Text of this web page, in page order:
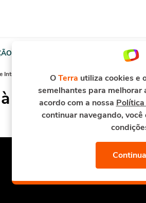
E-MAIL
Introdução à Psicologia Clínica na Prática
Psicologia
OTerra utiliza cookies e
semelhantes para melhorar
acordo com a nossa
continuar navegando,